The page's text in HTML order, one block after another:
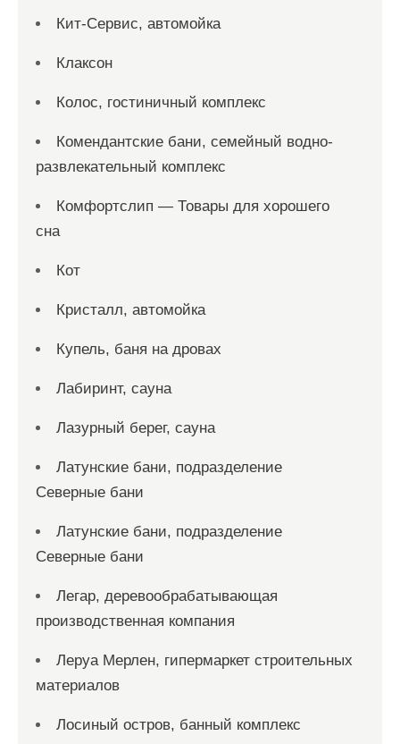
Кит-Сервис, автомойка
Клаксон
Колос, гостиничный комплекс
Комендантские бани, семейный водно-
развлекательный комплекс
Комфортслип — Товары для хорошего
сна
Кот
Кристалл, автомойка
Купель, баня на дровах
Лабиринт, сауна
Лазурный берег, сауна
Латунские бани, подразделение
Северные бани
Латунские бани, подразделение
Северные бани
Легар, деревообрабатывающая
производственная компания
Леруа Мерлен, гипермаркет строительных
материалов
Лосиный остров, банный комплекс